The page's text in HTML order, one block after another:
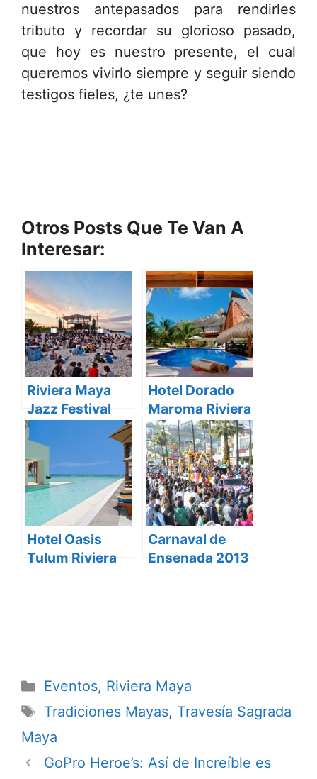
nuestros antepasados para rendirles
tributo y recordar su glorioso pasado,
que hoy es nuestro presente, el cual
queremos vivirlo siempre y seguir siendo
testigos fieles, ¿te unes?
Otros Posts Que Te Van A
Interesar:
Riviera Maya
Jazz Festival
2013
Hotel Dorado
Maroma Riviera
Maya
Hotel Oasis
Tulum Riviera
Carnaval de
Ensenada 2013
Categorías
Eventos, Riviera Maya
Etiquetas
Tradiciones Mayas, Travesía Sagrada
Maya
GoPro Heroe’s: Así de Increíble es